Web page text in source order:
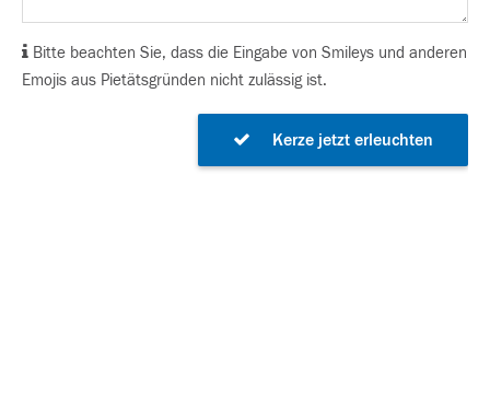
Bitte beachten Sie, dass die Eingabe von Smileys und anderen
Emojis aus Pietätsgründen nicht zulässig ist.
Kerze jetzt erleuchten